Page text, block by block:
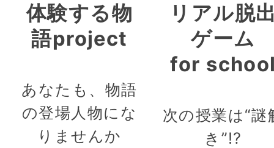
体験する物
語project
あなたも、物語
の登場人物にな
りませんか
リアル脱
ゲーム
for
次の授業は“謎
き”!?